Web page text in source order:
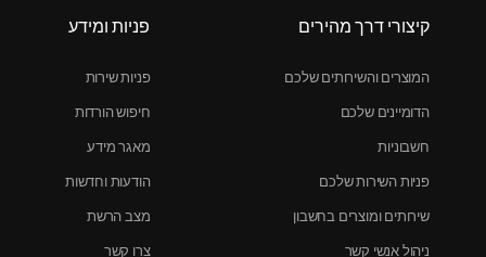
קיצורי דרך מהירים
המוצרים והשירותים שלכם
הדומיינים שלכם
חשבוניות
פניות השירות שלכם
שירותים ומוצרים בחשבון
ניהול אנשי קשר
פניות ומידע
פניות שירות
חיפוש הורדות
מאגר מידע
הודעות וחדשות
מצב הרשת
צרו קשר